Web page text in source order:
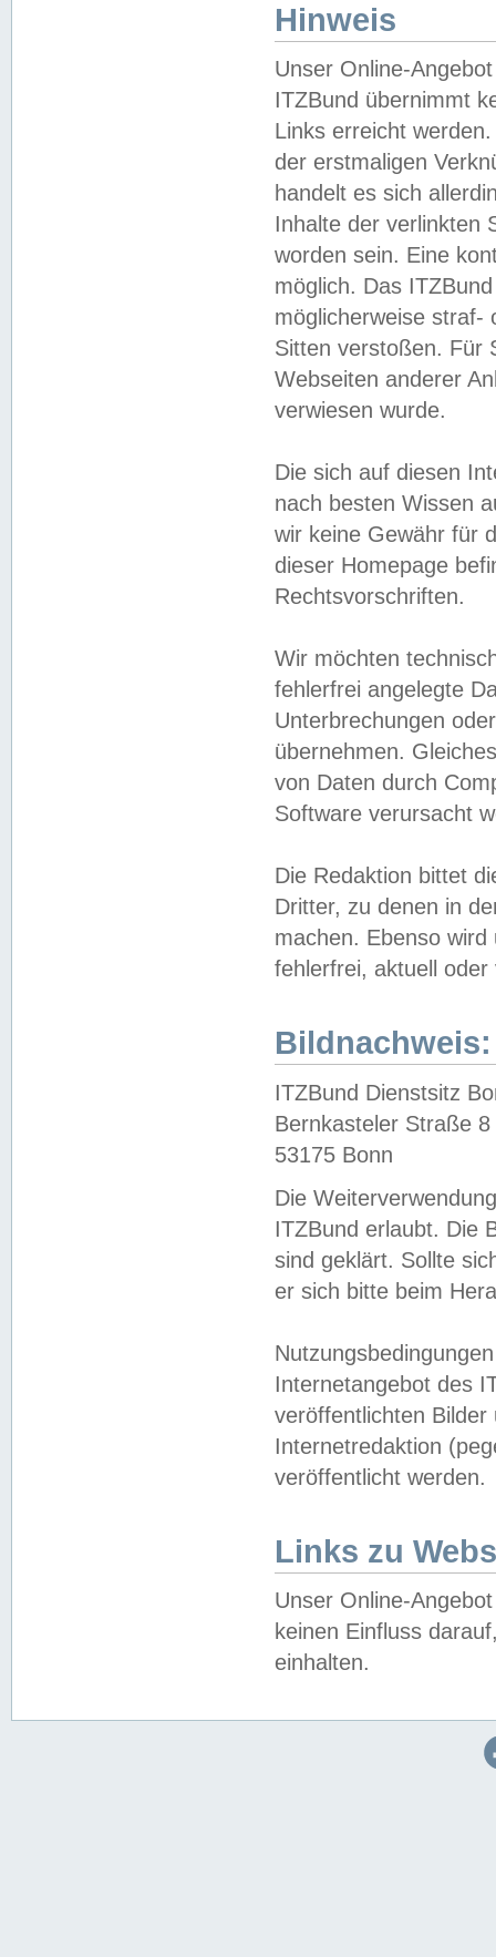
Hinweis
Unser Online-
ITZBund übernimmt
Links erreicht
der erstmaligen
handelt es sich
Inhalte der verlinkten
worden sein. Eine
möglich. Das
möglicherweise straf-
Sitten verstoßen. Für
Webseiten anderer
verwiesen wurde.
Die sich auf diesen
nach besten Wissen
wir keine Gewähr für
dieser Homepage
Rechtsvorschriften.
Wir möchten
fehlerfrei angelegte
Unterbrechungen
übernehmen.
von Daten durch
Software verursacht
Die Redaktion bittet
Dritter, zu denen in
machen. Ebenso
fehlerfrei, aktuell oder
Bildnachweis:
ITZBund Dienstsitz
Bernkasteler Straße 8
53175 Bonn
Die
ITZBund erlaubt. Die
sind geklärt. Sollte
er sich bitte beim
Internetangebot des
veröffentlichten
Internetredaktion
veröffentlicht werden.
Links zu
Unser Online-
keinen Einfluss
einhalten.